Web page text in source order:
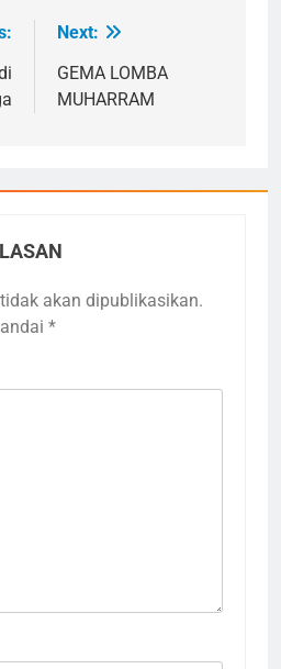
Next:
GEMA LOMBA
MUHARRAM
akan dipublikasikan.
*